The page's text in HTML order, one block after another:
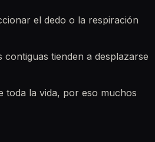
el dedo o la respiración
tienden a desplazarse
toda la vida, por eso muchos